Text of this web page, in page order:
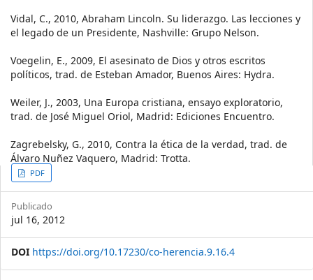
Vidal, C., 2010, Abraham Lincoln. Su liderazgo. Las lecciones y
el legado de un Presidente, Nashville: Grupo Nelson.
Voegelin, E., 2009, El asesinato de Dios y otros escritos
políticos, trad. de Esteban Amador, Buenos Aires: Hydra.
Weiler, J., 2003, Una Europa cristiana, ensayo exploratorio,
trad. de José Miguel Oriol, Madrid: Ediciones Encuentro.
Zagrebelsky, G., 2010, Contra la ética de la verdad, trad. de
Álvaro Nuñez Vaquero, Madrid: Trotta.
Article
Sidebar
PDF
Publicado
jul 16, 2012
DOI https://doi.org/10.17230/co-herencia.9.16.4